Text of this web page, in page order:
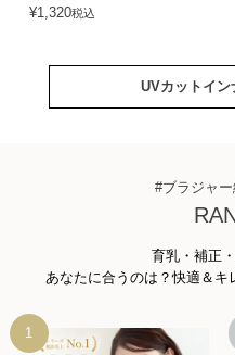
¥1,320税込
UVカットイン
#ブラジャ
育乳・補正
あなたに合うのは？快適＆